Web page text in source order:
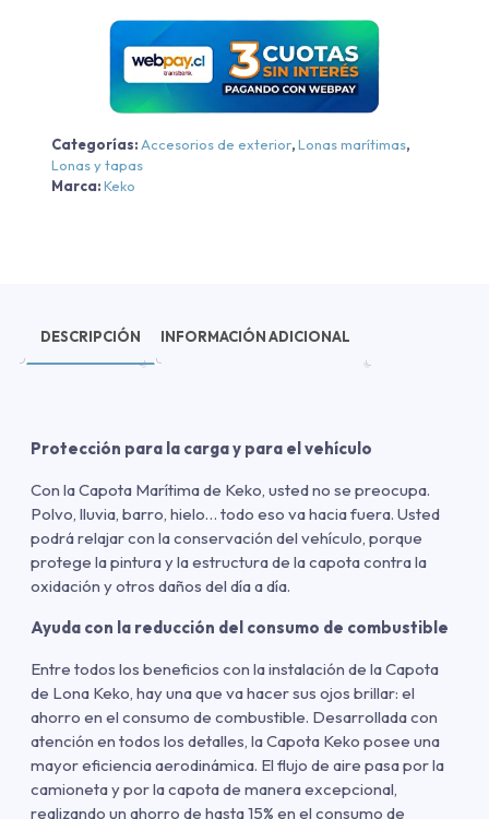
2022
cantidad
Categorías:Accesorios de exterior,Lonas marítimas,
Lonas y tapas
Marca:Keko
DESCRIPCIÓN INFORMACIÓN ADICIONAL
Protección para la carga y para el vehículo
Con la Capota Marítima de Keko, usted no se preocupa.
Polvo, lluvia, barro, hielo… todo eso va hacia fuera. Usted
podrá relajar con la conservación del vehículo, porque
protege la pintura y la estructura de la capota contra la
oxidación y otros daños del día a día.
Ayuda con la reducción del consumo de combustible
Entre todos los beneficios con la instalación de la Capota
de Lona Keko, hay una que va hacer sus ojos brillar: el
ahorro en el consumo de combustible. Desarrollada con
atención en todos los detalles, la Capota Keko posee una
mayor eficiencia aerodinámica. El flujo de aire pasa por la
camioneta y por la capota de manera excepcional,
realizando un ahorro de hasta 15% en el consumo de